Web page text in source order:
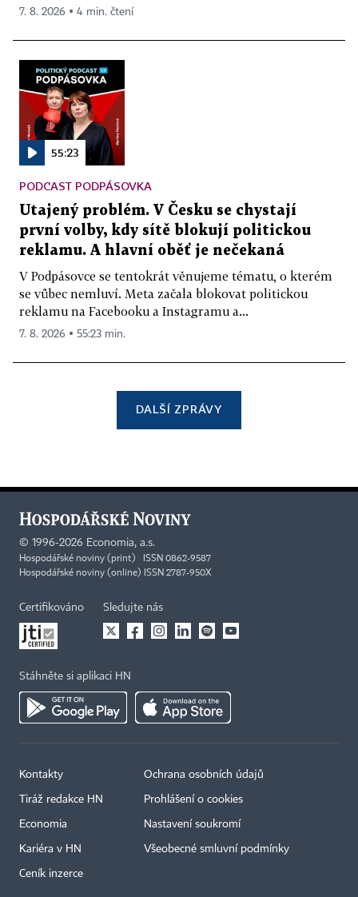
7. 8. 2026 ▪ 4 min. čtení
55:23
PODCAST PODPÁSOVKA
Utajený problém. V Česku se chystají
první volby, kdy sítě blokují politickou
reklamu. A hlavní oběť je nečekaná
V Podpásovce se tentokrát věnujeme tématu, o kterém
se vůbec nemluví. Meta začala blokovat politickou
reklamu na Facebooku a Instagramu a...
7. 8. 2026 ▪ 55:23 min.
DALŠÍ ZPRÁVY
© 1996-2026 Economia, a.s.
Hospodářské noviny (print) ISSN 0862-9587
Hospodářské noviny (online) ISSN 2787-950X
Certifikováno Sledujte nás
Stáhněte si aplikaci HN
Kontakty
Tiráž redakce HN
Economia
Kariéra v HN
Ceník inzerce
Ochrana osobních údajů
Prohlášení o cookies
Nastavení soukromí
Všeobecné smluvní podmínky